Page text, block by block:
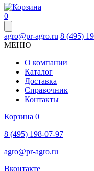
0
agro@pr-agro.ru 8 (495)
МЕНЮ
О компании
Каталог
Доставка
Справочник
Контакты
Корзина 0
8 (495) 198-07-97
agro@pr-agro.ru
Вконтакте